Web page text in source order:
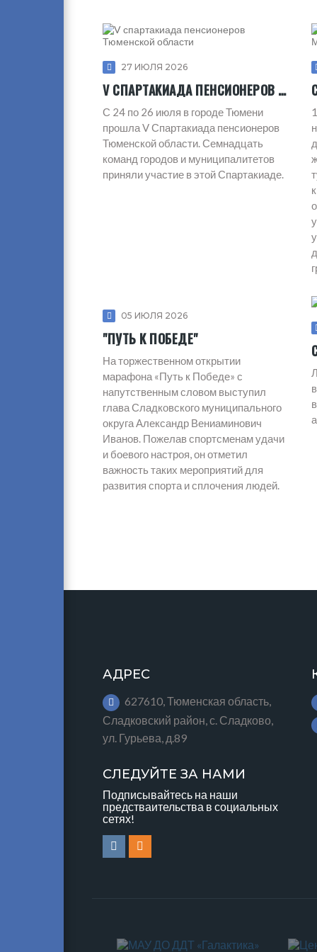
27 ИЮЛЯ 2026
V СПАРТАКИАДА ПЕНСИОНЕРОВ ТЮМЕНСКОЙ ОБЛАСТИ
С 24 по 26 июля в городе Тюмени
прошла V Спартакиада пенсионеров
Тюменской области. Семнадцать
команд городов и муниципалитетов
приняли участие в этой Спартакиаде.
05 ИЮЛЯ 2026
"ПУТЬ К ПОБЕДЕ"
На торжественном открытии
марафона «Путь к Победе» с
напутственным словом выступил
глава Сладковского муниципального
округа Александр Вениаминович
Иванов. Пожелав спортсменам удачи
и боевого настроя, он отметил
важность таких мероприятий для
развития спорта и сплочения людей.
АДРЕС
627610, Тюменская область,
Сладковский район, с. Сладково,
ул. Гурьева, д.89
СЛЕДУЙТЕ ЗА НАМИ
Подписывайтесь на наши
предстваительства в социальных
сетях!